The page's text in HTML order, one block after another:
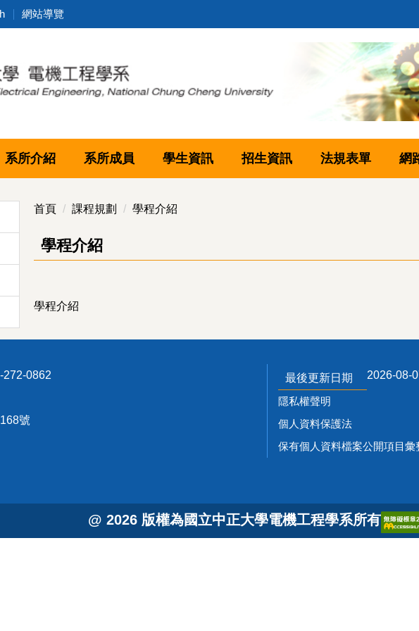
網站導覽
系所介紹 系所成員 學生資訊 招生資訊 法規表單 網
首頁 課程規劃 學程介紹
學程介紹
學程介紹
272-0862
號
最後更新日期 2026-08-
隱私權聲明
個人資料保護法
保有個人資料檔案公開項目彙
@ 2026 版權為國立中正大學電機工程學系所有